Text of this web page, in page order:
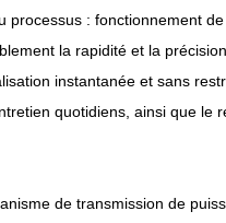
: fonctionnement
la rapidité et la
instantanée et sans
quotidiens, ainsi que le
de transmission de